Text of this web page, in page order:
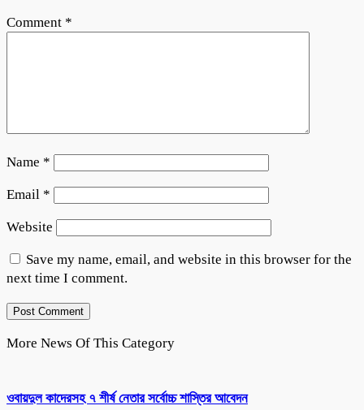
Comment *
Name *
Email *
Website
Save my name, email, and website in this browser for the
next time I comment.
More News Of This Category
ওবায়দুল কাদেরসহ ৭ শীর্ষ নেতার সর্বোচ্চ শাস্তির আবেদন